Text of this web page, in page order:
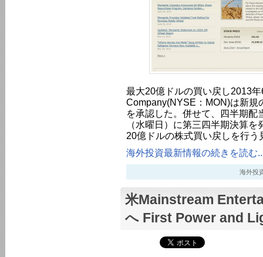
最大20億ドルの買い戻し2013
Company(NYSE：MON)は新規
を承認した。併せて、四半期配
（水曜日）に第三四半期決算
20億ドルの株式買い戻しを行
海外投資最新情報の続きを読む
海外投
米Mainstream
へ First Power and